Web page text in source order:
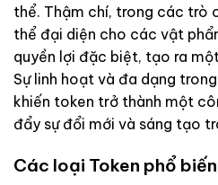
thể. Thậm chí, trong các trò
thể đại diện cho các vật
quyền lợi đặc biệt, tạo ra
Sự linh hoạt và đa dạng
khiến token trở thành một
đẩy sự đổi mới và sáng tạo
Các loại Token phổ